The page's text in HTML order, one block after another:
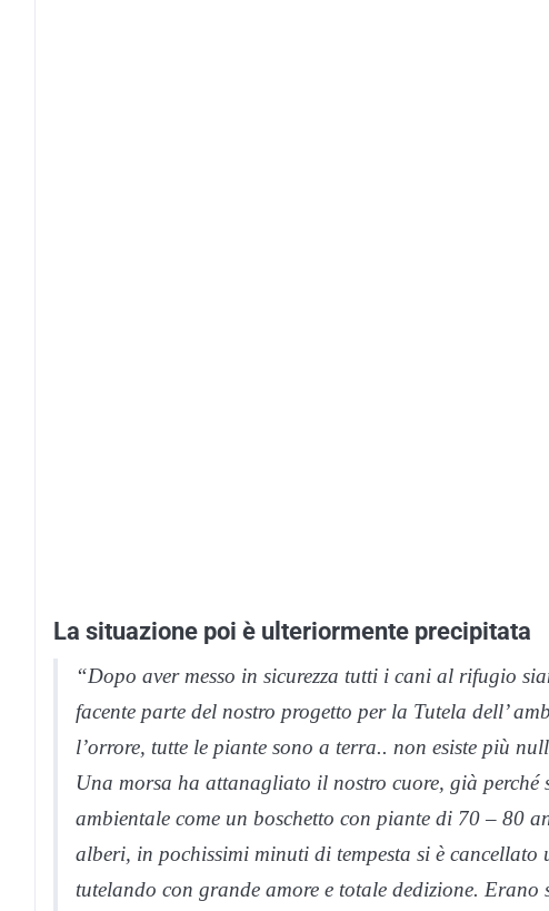
La situazione poi è ulteriormente precipitata
“Dopo aver messo in sicurezza tutti i cani al rifugio
facente parte del nostro progetto per la Tutela dell’
l’orrore, tutte le piante sono a terra.. non esiste più
Una morsa ha attanagliato il nostro cuore, già
ambientale come un boschetto con piante di 70 – 80
alberi, in pochissimi minuti di tempesta si è
tutelando con grande amore e totale dedizione. Erano